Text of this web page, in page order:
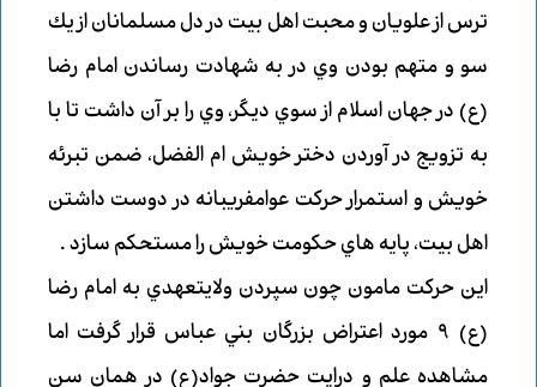
ترس از علويان و محبت اهل بيت در دل مسلمانان از يك
سو و متهم بودن وي در به شهادت رساندن امام رضا
(ع) در جهان اسلام از سوي ديگر، وي را بر آن داشت تا با
به تزويج در آوردن دختر خويش ام الفضل، ضمن تبرئه
خويش و استمرار حركت عوامفريبانه در دوست داشتن
اهل بيت، پايه هاي حكومت خويش را مستحكم سازد .
اين حركت مامون چون سپردن ولايتعهدي به امام رضا
(ع) 9 مورد اعتراض بزرگان بني عباس قرار گرفت اما
مشاهده علم و درايت حضرت جواد(ع) در همان سن